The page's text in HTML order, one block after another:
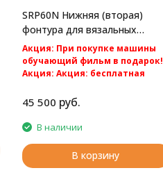
SRP60N Нижняя (вторая)
фонтура для вязальных
машин Silver Reed
Акция: При покупке машины
обучающий фильм в подарок!
Акция: Акция: бесплатная
Вторая фонтура к вязальным
машинам 5 класса Silver Reed
SK280 и Silver Reed SK840.
45 500 руб.
В наличии
В корзину